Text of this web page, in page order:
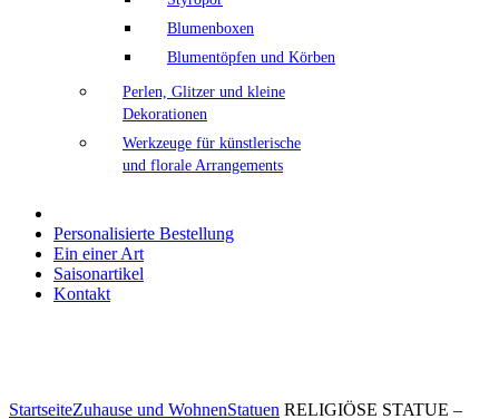
Blumenboxen
Blumentöpfen und Körben
Perlen, Glitzer und kleine
Dekorationen
Werkzeuge für künstlerische
und florale Arrangements
Personalisierte Bestellung
Ein einer Art
Saisonartikel
Kontakt
StartseiteZuhause und WohnenStatuen RELIGIÖSE STATUE –